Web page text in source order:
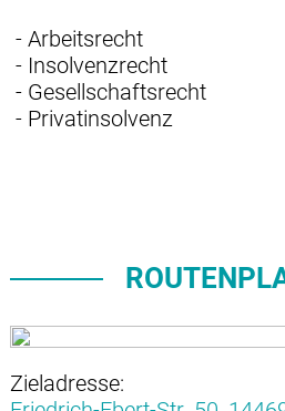
- Arbeitsrecht
- Insolvenzrecht
- Gesellschaftsrecht
- Privatinsolvenz
Zieladresse: